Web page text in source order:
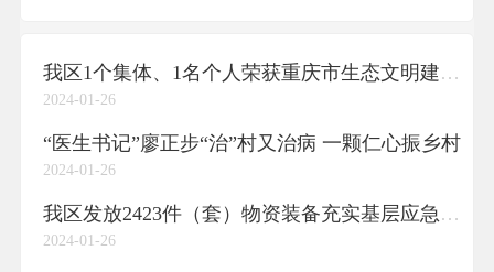
我区1个集体、1名个人荣获重庆市生态文明建设先进集体和先进个人称号
2024-01-26
“医生书记”廖正步“治”村又治病 一颗仁心振乡村
2024-01-26
我区发放2423件（套）物资装备充实基层应急储备
2024-01-26